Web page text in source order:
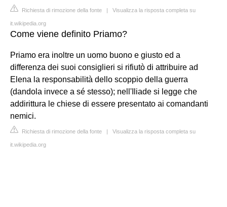
Richiesta di rimozione della fonte | Visualizza la risposta completa su
it.wikipedia.org
Come viene definito Priamo?
Priamo era inoltre un uomo buono e giusto ed a
differenza dei suoi consiglieri si rifiutò di attribuire ad
Elena la responsabilità dello scoppio della guerra
(dandola invece a sé stesso); nell'Iliade si legge che
addirittura le chiese di essere presentato ai comandanti
nemici.
Richiesta di rimozione della fonte | Visualizza la risposta completa su
it.wikipedia.org